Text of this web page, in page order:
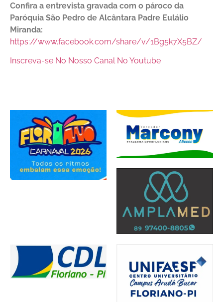
Confira a entrevista gravada com o pároco da
Paróquia São Pedro de Alcântara Padre Eulálio
Miranda:
https://www.facebook.com/share/v/1Bg5k7X5BZ/
Inscreva-se No Nosso Canal No Youtube